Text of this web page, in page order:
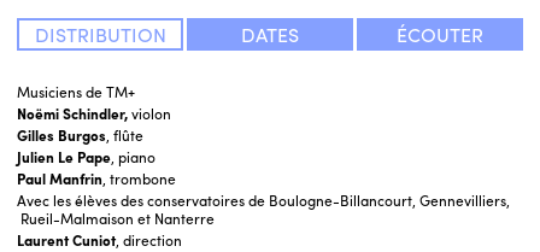
Musiciens de TM+
Noëmi Schindler,violon
Gilles Burgos, flûte
Julien Le Pape, piano
Paul Manfrin, trombone
Avec les élèves des conservatoires de Boulogne-Billancourt, Gennevilliers,
Rueil-Malmaison et Nanterre
Laurent Cuniot, direction
DISTRIBUTION DATES ÉCOUTER